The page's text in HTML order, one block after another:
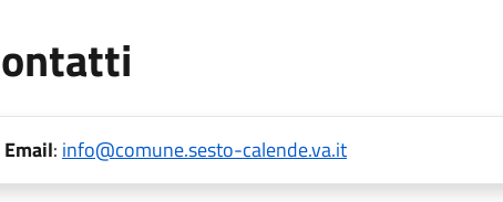
Email: info@comune.sesto-calende.va.it